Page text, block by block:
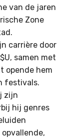
van de jaren
Zone
carrière door
samen met
opende hem
festivals.
zijn
hij genres